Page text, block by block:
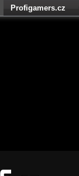
Profigamers.cz